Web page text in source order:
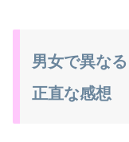
男女で異な
正直な感想